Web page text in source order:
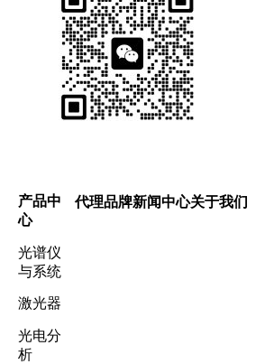
产品中
心
光谱仪
与系统
激光器
光电分
析
代理品牌新闻中心关于我们